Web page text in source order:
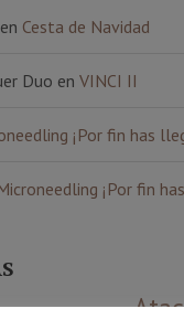
en Cesta de Navidad
Duo en VINCI II
¡Por fin has
¡Por fin
amigos arrugas